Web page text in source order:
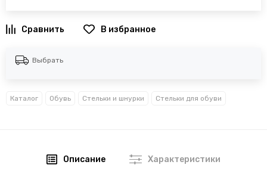
В избранное
Выбрать
Каталог Обувь Стельки и шнурки Стельки для обуви
Описание Характеристики